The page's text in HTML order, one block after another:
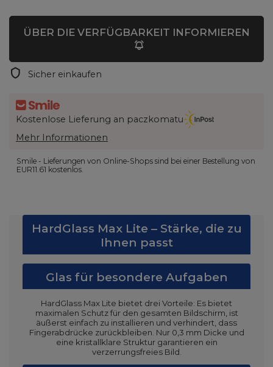
ÜBER DIE VERFÜGBARKEIT INFORMIEREN
Sicher einkaufen
Kostenlose Lieferung an paczkomatu
Mehr Informationen
Smile - Lieferungen von Online-Shops sind bei einer Bestellung von
EUR11.61 kostenlos.
HardGlass Max Lite – Stärke, die zu
Ihnen passt
Glas für besondere Aufgaben
HardGlass Max Lite bietet drei Vorteile: Es bietet
maximalen Schutz für den gesamten Bildschirm, ist
äußerst einfach zu installieren und verhindert, dass
Fingerabdrücke zurückbleiben. Nur 0,3 mm Dicke und
eine kristallklare Struktur garantieren ein
verzerrungsfreies Bild.